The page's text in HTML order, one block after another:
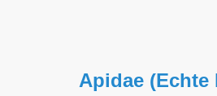
Apidae (Echte